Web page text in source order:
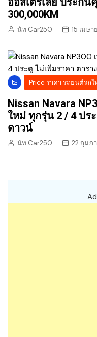
300,000KM
นัท Car250 15 เมษ
Price ราคา รถยนต์รถใ
Nissan Navara
ใหม่ ทุกรุ่น 2 / 4 ปร
ดาวน์
นัท Car250 22 กุมภ